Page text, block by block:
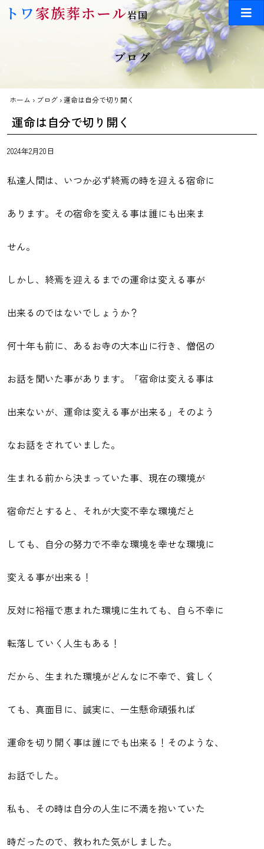
Skip to main content
トワ家族葬ホール岩国
ブログ
ホーム › ブログ ›運命は自分で切り開く
運命は自分で切り開く
2024年2月20日
私達人間は、いつか必ず終焉の時を迎える宿命に
あります。その宿命を変える事は誰にも出来ま
せん。
しかし、終焉を迎えるまでの運命は変える事が
出来るのではないでしょうか？
何十年も前に、あるお寺の大本山に行き、僧侶の
お話を聞いた事があります。「宿命は変える事は
出来ないが、運命は変える事が出来る」そのよう
なお話をされていました。
生まれる前から決まっていた事、現在の環境が
宿命だとすると、それが大変不幸な環境だと
しても、自分の努力で不幸な環境を幸せな環境に
変える事が出来る！
反対に裕福で恵まれた環境に生れても、自ら不幸に
転落していく人生もある！
だから、生まれた環境がどんなに不幸で、貧しく
ても、真面目に、誠実に、一生懸命頑張れば
運命を切り開く事は誰にでも出来る！そのような、
お話でした。
私も、その時は自分の人生に不満を抱いていた
時だったので、救われた気がしました。